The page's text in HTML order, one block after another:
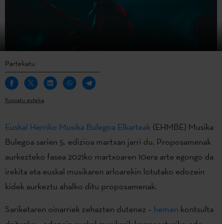
Partekatu
Kopiatu esteka
Euskal Herriko Musika Bulegoa Elkarteak (EHMBE) Musika
Bulegoa sarien 5. edizioa martxan jarri du. Proposamenak
aurkezteko fasea 2021ko martxoaren 10era arte egongo da
irekita eta euskal musikaren arloarekin lotutako edozein
kidek aurkeztu ahalko ditu proposamenak.
Sariketaren oinarriek zehazten dutenez – hemen kontsulta